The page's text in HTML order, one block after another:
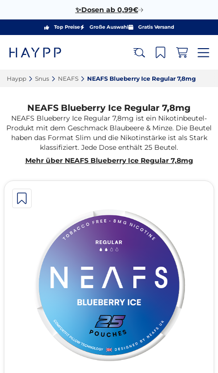
✨Dosen ab 0,99€
Top Preise Große Auswahl Gratis Versand
Haypp‎ Snus‎ NEAFS‎ NEAFS Blueberry Ice Regular 7,8mg‎
NEAFS Blueberry Ice Regular 7,8mg
NEAFS Blueberry Ice Regular 7,8mg ist ein Nikotinbeutel-
Produkt mit dem Geschmack Blaubeere & Minze. Die Beutel
haben das Format Slim und die Nikotinstärke ist als Stark
klassifiziert. Jede Dose enthält 25 Beutel.
Mehr über NEAFS Blueberry Ice Regular 7,8mg